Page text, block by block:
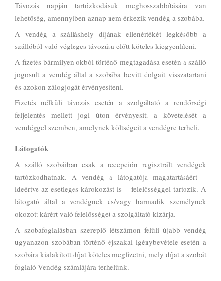
Távozás napján tartózkodásuk meghosszabbítására van
lehetőség, amennyiben aznap nem érkezik vendég a szobába.
A vendég a szálláshely díjának ellenértékét legkésőbb a
szállóból való végleges távozása előtt köteles kiegyenlíteni.
A fizetés bármilyen okból történő megtagadása esetén a szálló
jogosult a vendég által a szobába bevitt dolgait visszatartani
és azokon zálogjogát érvényesíteni.
Fizetés nélküli távozás esetén a szolgáltató a rendőrségi
feljelentés mellett jogi úton érvényesíti a követelését a
vendéggel szemben, amelynek költségeit a vendégre terheli.
Látogatók
A szálló szobáiban csak a recepción regisztrált vendégek
tartózkodhatnak. A vendég a látogatója magatartásáért –
ideértve az esetleges károkozást is – felelősséggel tartozik. A
látogató által a vendégnek és/vagy harmadik személynek
okozott kárért való felelősséget a szolgáltató kizárja.
A szobafoglalásban szereplő létszámon felüli újabb vendég
ugyanazon szobában történő éjszakai igénybevétele esetén a
szobára kialakított díjat köteles megfizetni, mely díjat a szobát
foglaló Vendég számlájára terhelünk.